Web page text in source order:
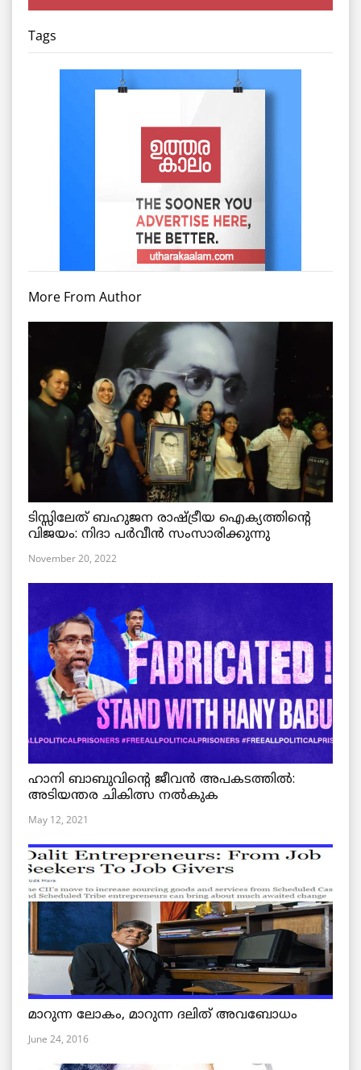
Tags
More From Author
ടിസ്സിലേത് ബഹുജന രാഷ്ട്രീയ ഐക്യത്തിന്റെ
വിജയം: നിദാ പർവീൻ സംസാരിക്കുന്നു
November 20, 2022
ഹാനി ബാബുവിന്റെ ജീവൻ അപകടത്തിൽ:
അടിയന്തര ചികിത്സ നൽകുക
May 12, 2021
മാറുന്ന ലോകം, മാറുന്ന ദലിത് അവബോധം
June 24, 2016